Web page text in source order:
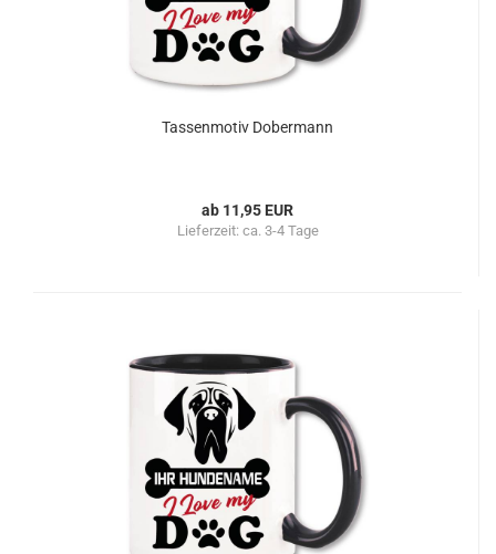
Tassenmotiv Dobermann
ab 11,95 EUR
Lieferzeit: ca. 3-4 Tage